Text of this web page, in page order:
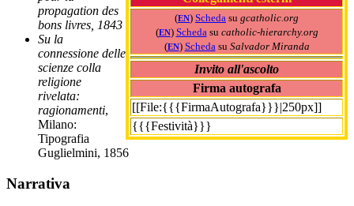
(EN) Scheda su gcatholic.org
(EN) Scheda su catholic-hierarchy.org
(EN) Scheda su Salvador Miranda
Invito all'ascolto
Firma autografa
[[File:{{{FirmaAutografa}}}|250px]]
{{{Festività}}}
propagation des
bons livres, 1843
Su la
connessione delle
scienze colla
religione
rivelata:
ragionamenti,
Milano:
Tipografia
Guglielmini, 1856
Narrativa